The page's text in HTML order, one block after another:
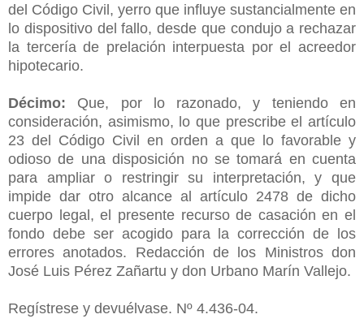
del Código Civil, yerro que influye sustancialmente en
lo dispositivo del fallo, desde que condujo a rechazar
la tercería de prelación interpuesta por el acreedor
hipotecario.
Décimo: Que, por lo razonado, y teniendo en
consideración, asimismo, lo que prescribe el artículo
23 del Código Civil en orden a que lo favorable y
odioso de una disposición no se tomará en cuenta
para ampliar o restringir su interpretación, y que
impide dar otro alcance al artículo 2478 de dicho
cuerpo legal, el presente recurso de casación en el
fondo debe ser acogido para la corrección de los
errores anotados. Redacción de los Ministros don
José Luis Pérez Zañartu y don Urbano Marín Vallejo.
Regístrese y devuélvase. Nº 4.436-04.